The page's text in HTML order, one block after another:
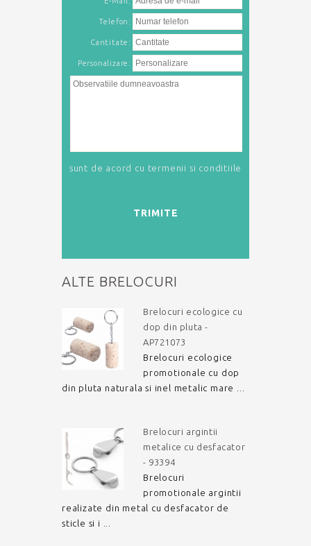
Telefon :
Cantitate:
Personalizare:
sunt de acord cu termenii si conditiile
TRIMITE
ALTE BRELOCURI
Brelocuri ecologice cu
dop din pluta -
AP721073
Brelocuri ecologice
promotionale cu dop
din pluta naturala si inel metalic mare ...
Brelocuri argintii
metalice cu desfacator
- 93394
Brelocuri
promotionale argintii
realizate din metal cu desfacator de
sticle si i ...